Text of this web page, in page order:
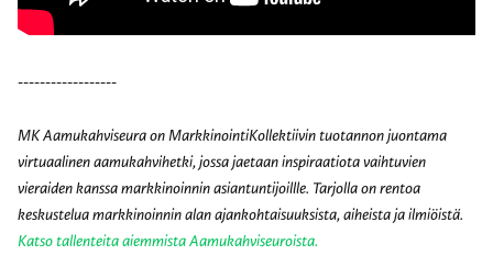
------------------
MK Aamukahviseura on MarkkinointiKollektiivin tuotannon juontama
virtuaalinen aamukahvihetki, jossa jaetaan inspiraatiota vaihtuvien
vieraiden kanssa markkinoinnin asiantuntijoillle. Tarjolla on rentoa
keskustelua markkinoinnin alan ajankohtaisuuksista, aiheista ja ilmiöistä.
Katso tallenteita aiemmista Aamukahviseuroista.